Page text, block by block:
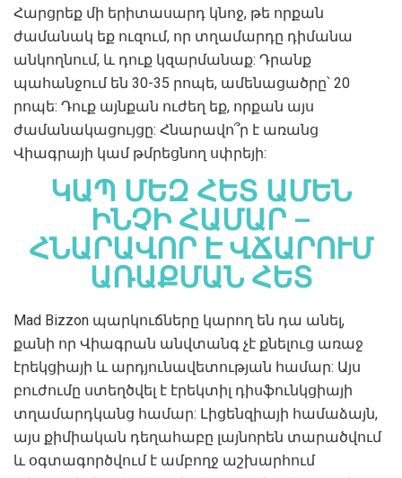
Հարցրեք մի երիտասարդ կնոջ, թե որքան
ժամանակ եք ուզում, որ տղամարդը դիմանա
անկողնում, և դուք կզարմանաք: Դրանք
պահանջում են 30-35 րոպե, ամենացածրը՝ 20
րոպե: Դուք այնքան ուժեղ եք, որքան այս
ժամանակացույցը: Հնարավո՞ր է առանց
Վիագրայի կամ թմրեցնող սփրեյի:
ԿԱՊ ՄԵԶ ՀԵՏ ԱՄԵՆ
ԻՆՉԻ ՀԱՄԱՐ –
ՀՆԱՐԱՎՈՐ Է ՎՃԱՐՈՒՄ
ԱՌԱՔՄԱՆ ՀԵՏ
Mad Bizzon պարկուճները կարող են դա անել,
քանի որ Վիագրան անվտանգ չէ քնելուց առաջ
էրեկցիայի և արդյունավետության համար: Այս
բուժումը ստեղծվել է էրեկտիլ դիսֆունկցիայի
տղամարդկանց համար: Լիցենզիայի համաձայն,
այս քիմիական դեղահաբը լայնորեն տարածվում
և օգտագործվում է ամբողջ աշխարհում